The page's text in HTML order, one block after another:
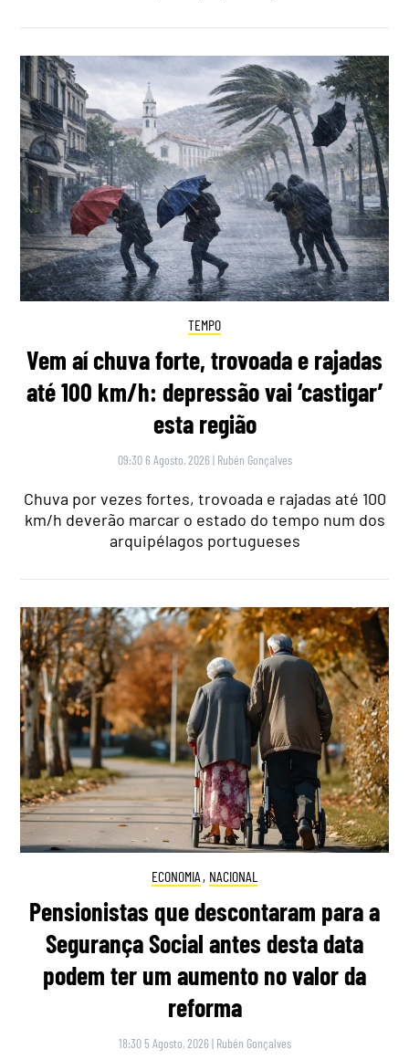
TEMPO
Vem aí chuva forte, trovoada e rajadas
até 100 km/h: depressão vai ‘castigar’
esta região
09:30 6 Agosto, 2026 | Rubén Gonçalves
Chuva por vezes fortes, trovoada e rajadas até 100
km/h deverão marcar o estado do tempo num dos
arquipélagos portugueses
ECONOMIA , NACIONAL
Pensionistas que descontaram para a
Segurança Social antes desta data
podem ter um aumento no valor da
reforma
18:30 5 Agosto, 2026 | Rubén Gonçalves